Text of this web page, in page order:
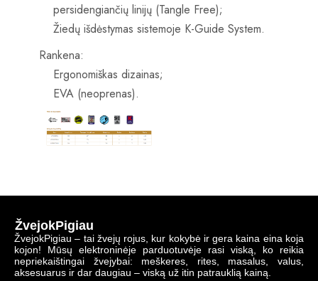
persidengiančių linijų (Tangle Free);
Žiedų išdėstymas sistemoje K-Guide System.
Rankena:
Ergonomiškas dizainas;
EVA (neoprenas).
ŽvejokPigiau
ŽvejokPigiau – tai žvejų rojus, kur kokybė ir gera kaina eina koja
kojon! Mūsų elektroninėje parduotuvėje rasi viską, ko reikia
nepriekaištingai žvejybai: meškeres, rites, masalus, valus,
aksesuarus ir dar daugiau – viską už itin patrauklią kainą.